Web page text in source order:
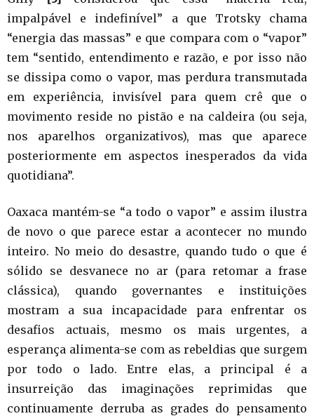
impalpável e indefinível” a que Trotsky chama
“energia das massas” e que compara com o “vapor”
tem “sentido, entendimento e razão, e por isso não
se dissipa como o vapor, mas perdura transmutada
em experiência, invisível para quem crê que o
movimento reside no pistão e na caldeira (ou seja,
nos aparelhos organizativos), mas que aparece
posteriormente em aspectos inesperados da vida
quotidiana”.
Oaxaca mantém-se “a todo o vapor” e assim ilustra
de novo o que parece estar a acontecer no mundo
inteiro. No meio do desastre, quando tudo o que é
sólido se desvanece no ar (para retomar a frase
clássica), quando governantes e instituições
mostram a sua incapacidade para enfrentar os
desafios actuais, mesmo os mais urgentes, a
esperança alimenta-se com as rebeldias que surgem
por todo o lado. Entre elas, a principal é a
insurreição das imaginações reprimidas que
continuamente derruba as grades do pensamento